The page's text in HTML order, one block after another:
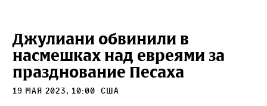
Джулиани обвинили в
насмешках над евреями за
празднование Песаха
19 мая 2023, 10:00 сша